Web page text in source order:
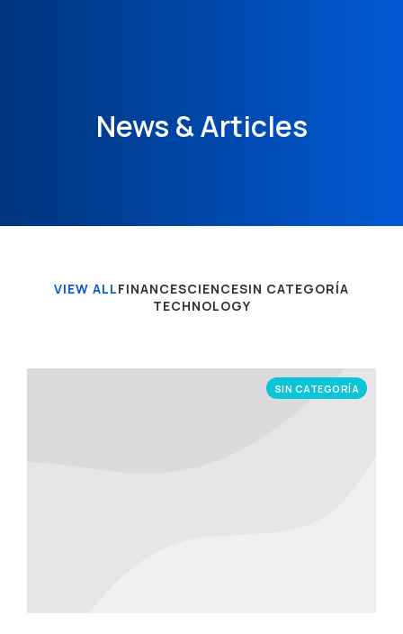
News & Articles
VIEW ALLFINANCESCIENCESIN CATEGORÍA
TECHNOLOGY
SIN CATEGORÍA